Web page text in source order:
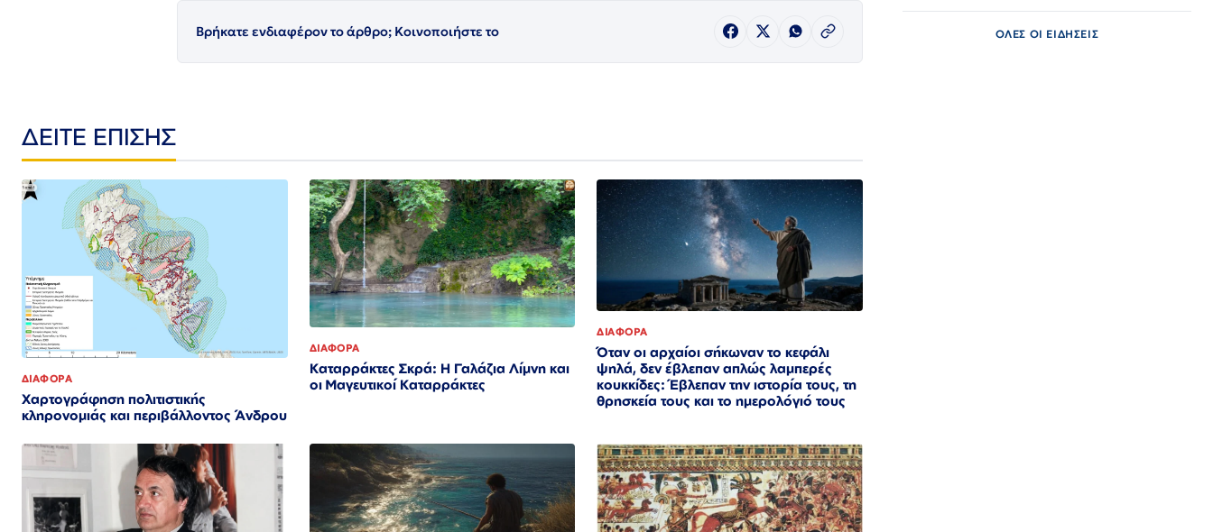
Βρήκατε ενδιαφέρον το άρθρο; Κοινοποιήστε το
ΔΕΙΤΕ ΕΠΙΣΗΣ
ΔΙΑΦΟΡΑ
Χαρτογράφηση πολιτιστικής
κληρονομιάς και περιβάλλοντος Άνδρου
ΔΙΑΦΟΡΑ
Καταρράκτες Σκρά: Η Γαλάζια Λίμνη και
οι Μαγευτικοί Καταρράκτες
ΔΙΑΦΟΡΑ
Όταν οι αρχαίοι σήκωναν το κεφάλι
ψηλά, δεν έβλεπαν απλώς λαμπερές
κουκκίδες: Έβλεπαν την ιστορία τους, τη
θρησκεία τους και το ημερολόγιό τους
ΟΛΕΣ ΟΙ ΕΙΔΗΣΕΙΣ